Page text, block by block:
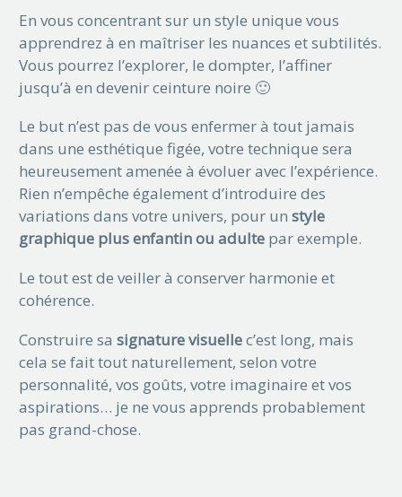
En vous concentrant sur un style unique vous
apprendrez à en maîtriser les nuances et subtilités.
Vous pourrez l’explorer, le dompter, l’affiner
jusqu’à en devenir ceinture noire 🙂
Le but n’est pas de vous enfermer à tout jamais
dans une esthétique figée, votre technique sera
heureusement amenée à évoluer avec l’expérience.
Rien n’empêche également d’introduire des
variations dans votre univers, pour un style
graphique plus enfantin ou adulte par exemple.
Le tout est de veiller à conserver harmonie et
cohérence.
Construire sa signature visuellec’est long, mais
cela se fait tout naturellement, selon votre
personnalité, vos goûts, votre imaginaire et vos
aspirations… je ne vous apprends probablement
pas grand-chose.